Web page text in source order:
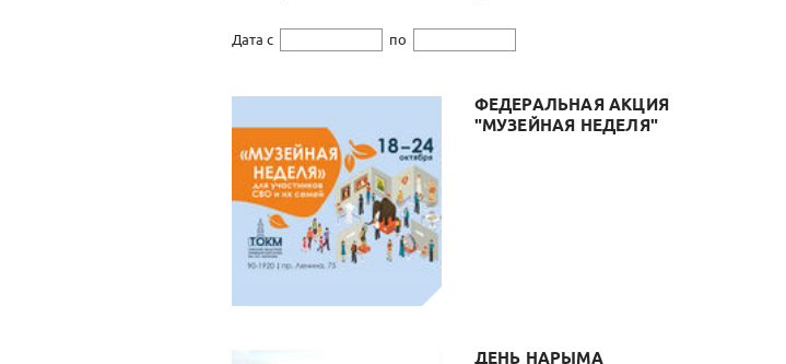
Дата с по
ФЕДЕРАЛЬНАЯ АКЦИЯ
"МУЗЕЙНАЯ НЕДЕЛЯ"
ДЕНЬ НАРЫМА